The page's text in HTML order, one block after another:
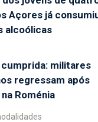
Açores já
alcoólicas
cumprida: militares
regressam após
Roménia